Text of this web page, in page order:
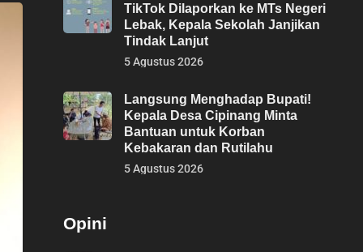
TikTok Dilaporkan ke MTs Negeri
Lebak, Kepala Sekolah Janjikan
Tindak Lanjut
5 Agustus 2026
Langsung Menghadap Bupati!
Kepala Desa Cipinang Minta
Bantuan untuk Korban
Kebakaran dan Rutilahu
5 Agustus 2026
Opini